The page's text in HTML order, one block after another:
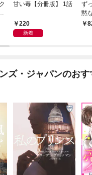
甘い毒【分冊版】 1話
220
新着
ず
黙
わ
ズ・ジャパンのおす